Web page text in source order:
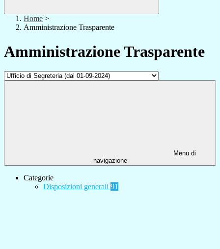
Home >
Amministrazione Trasparente
Amministrazione Trasparente
Menu di
navigazione
Categorie
Disposizioni generali 91